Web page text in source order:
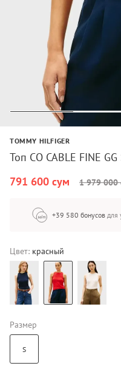
TOMMY HILFIGER
Топ CO CABLE FINE
791 600 сум
1 979 000
+39 580 бонусов для
Цвет: красный
Размер
S